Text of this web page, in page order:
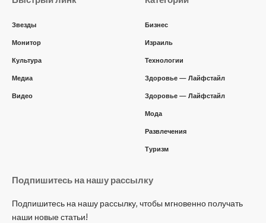
Звезды
Монитор
Культура
Медиа
Видео
Бизнес
Израиль
Технологии
Здоровье — Лайфстайл
Здоровье — Лайфстайл
Мода
Развлечения
Туризм
Подпишитесь на нашу рассылку
Подпишитесь на нашу рассылку, чтобы мгновенно получать
наши новые статьи!